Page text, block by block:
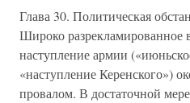
Глава 30. Политическая
Широко разрекламированное
наступление армии
«наступление Керенского»)
провалом. В достаточной